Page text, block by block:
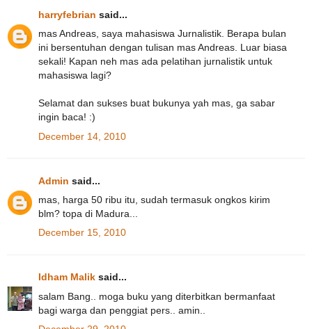
harryfebrian said...
mas Andreas, saya mahasiswa Jurnalistik. Berapa bulan
ini bersentuhan dengan tulisan mas Andreas. Luar biasa
sekali! Kapan neh mas ada pelatihan jurnalistik untuk
mahasiswa lagi?
Selamat dan sukses buat bukunya yah mas, ga sabar
ingin baca! :)
December 14, 2010
Admin said...
mas, harga 50 ribu itu, sudah termasuk ongkos kirim
blm? topa di Madura...
December 15, 2010
Idham Malik said...
salam Bang.. moga buku yang diterbitkan bermanfaat
bagi warga dan penggiat pers.. amin..